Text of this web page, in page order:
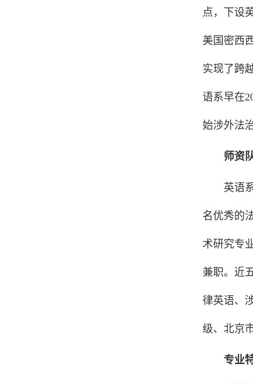
点，下设
美国密西
实现了跨
语系早在
始涉外法
师资
英语
名优秀的
术研究专
兼职。近
律英语、
级、北京
专业